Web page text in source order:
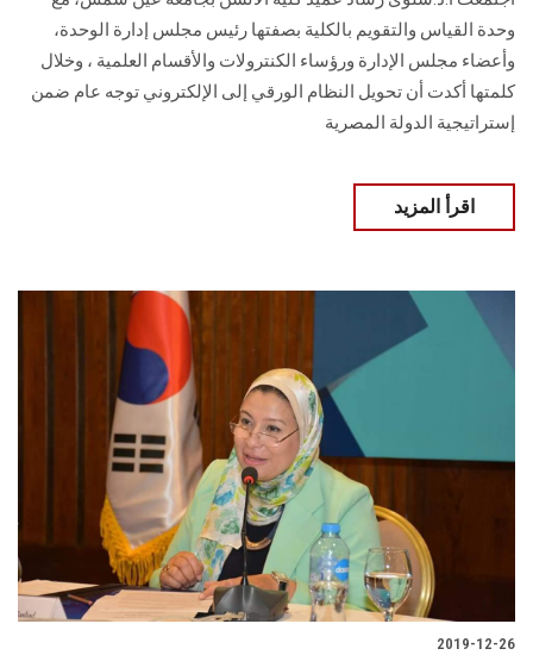
وحدة القياس والتقويم بالكلية بصفتها رئيس مجلس إدارة الوحدة،
وأعضاء مجلس الإدارة ورؤساء الكنترولات والأقسام العلمية ، وخلال
كلمتها أكدت أن تحويل النظام الورقي إلى الإلكتروني توجه عام ضمن
إستراتيجية الدولة المصرية
اقرأ المزيد
2019-12-26